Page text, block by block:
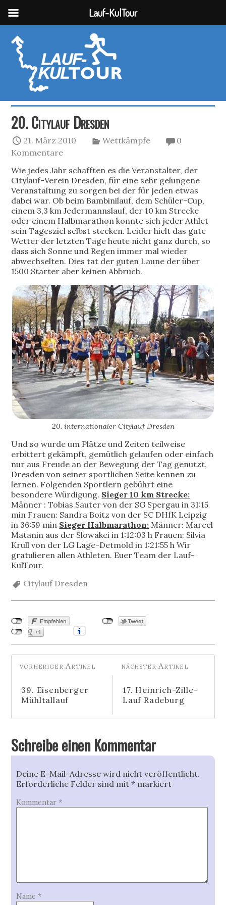
20. Citylauf Dresden
21. März 2010 Wettkämpfe
0
Kommentare
Wie jedes Jahr schafften es die Veranstalter, der
Citylauf-Verein Dresden, für eine sehr gelungene
Veranstaltung zu sorgen bei der für jeden etwas
dabei war. Ob beim Bambinilauf, dem Schüler-Cup,
einem 3,3 km Jedermannslauf, der 10 km Strecke
oder einem Halbmarathon konnte sich jeder Athlet
sein Tagesziel selbst stecken. Leider hielt das gute
Wetter der letzten Tage heute nicht ganz durch, so
dass sich Sonne und Regen immer mal wieder
abwechselten. Dies tat der guten Laune der über
1500 Starter aber keinen Abbruch.
20. internationaler Citylauf Dresden
Und so wurde um Plätze und Zeiten teilweise
erbittert gekämpft, gemütlich gelaufen oder einfach
nur aus Freude an der Bewegung der Tag genutzt,
Dresden von seiner sportlichen Seite kennen zu
lernen. Folgenden Sportlern gebührt eine
besondere Würdigung. Sieger 10 km Strecke:
Männer : Tobias Sauter von der SG Spergau in 31:15
min Frauen: Sandra Boitz von der SC DHfK Leipzig
in 36:59 min Sieger Halbmarathon: Männer: Marcel
Matanin aus der Slowakei in 1:12:03 h Frauen: Silvia
Krull von der LG Lage-Detmold in 1:21:55 h Wir
gratulieren allen Athleten. Euer Team der Lauf-
KulTour.
Citylauf Dresden
39. Eisenberger
Mühltallauf
17. Heinrich-Zille-
Lauf Radeburg
Schreibe einen Kommentar
Deine E-Mail-Adresse wird nicht veröffentlicht.
Erforderliche Felder sind mit* markiert
Kommentar*
Name*
Lauf-KulTour